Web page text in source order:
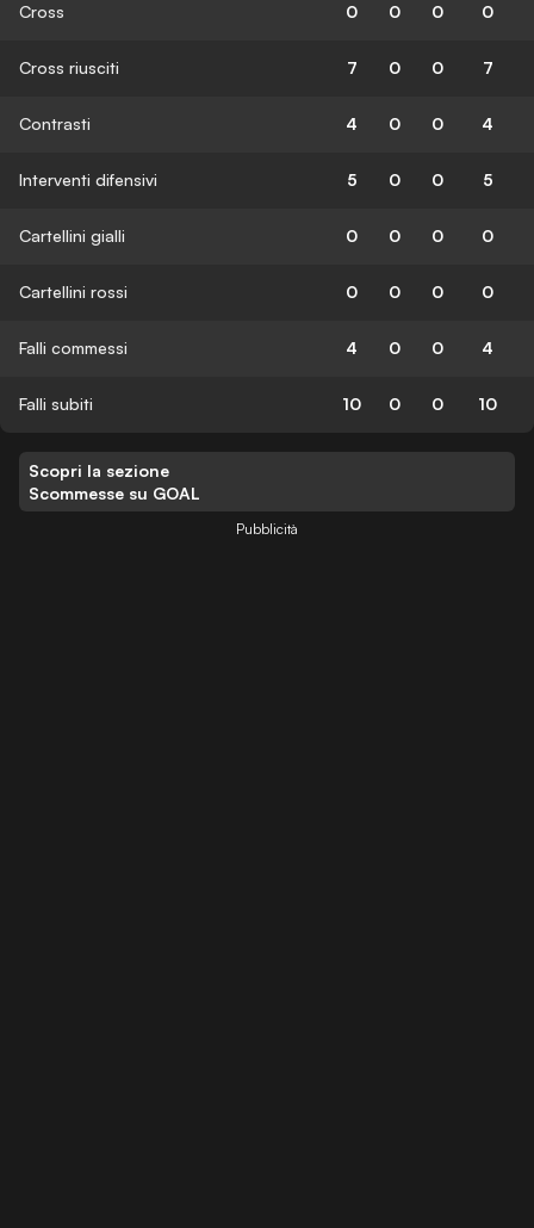
Cross 0 0 0 0
Cross riusciti 7 0 0 7
Contrasti 4 0 0 4
Interventi difensivi 5 0 0 5
Cartellini gialli 0 0 0 0
Cartellini rossi 0 0 0 0
Falli commessi 4 0 0 4
Falli subiti 10 0 0 10
Scopri la sezione
Scommesse su GOAL
Pubblicità